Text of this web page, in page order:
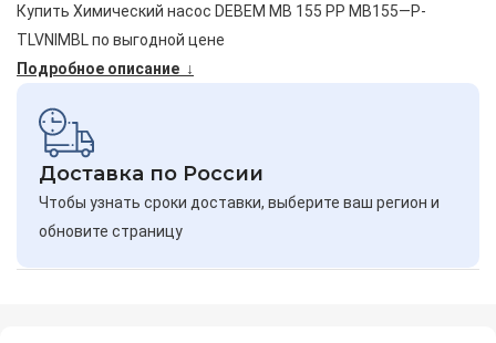
Купить Химический насос DEBEM MB 155 PP MB155—P-
TLVNIMBL по выгодной цене
Подробное описание ↓
Доставка по России
Чтобы узнать сроки доставки, выберите ваш регион и
обновите страницу